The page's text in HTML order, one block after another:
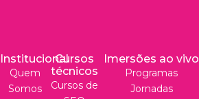
Institucional
Quem
Somos
Cursos
técnicos
Cursos de
Imersões ao vivo
Programas
Jornadas